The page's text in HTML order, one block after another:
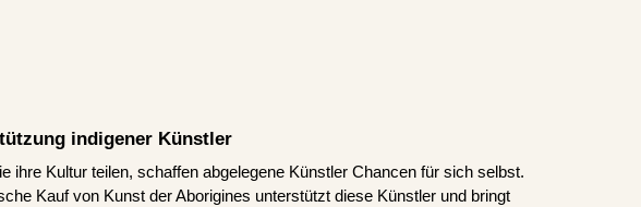
indigener Künstler
ihre Kultur teilen, schaffen abgelegene Künstler Chancen für sich selbst.
Kauf von Kunst der Aborigines unterstützt diese Künstler und bringt